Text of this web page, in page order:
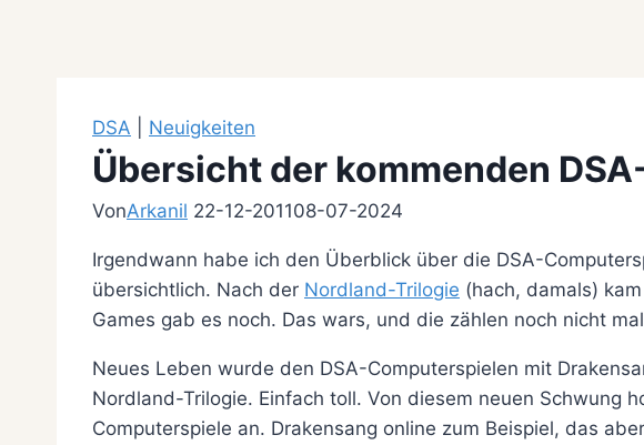
DSA Neuigkeiten
Übersicht der kommenden
VonArkanil 22-12-201108-07-2024
Irgendwann habe ich den Überblick über die DSA-
übersichtlich. Nach der Nordland-Trilogie (hach, damals)
Games gab es noch. Das wars, und die zählen noch nicht
Neues Leben wurde den DSA-Computerspielen mit
Nordland-Trilogie. Einfach toll. Von diesem neuen Schwung
Computerspiele an. Drakensang online zum Beispiel, das